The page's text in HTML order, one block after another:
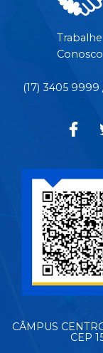
Trabalhe
Conosco
(17) 3405
CÂMPUS
CEP